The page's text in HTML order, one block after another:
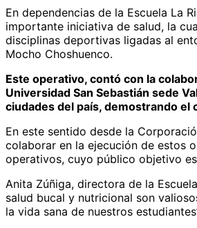
En dependencias de la Escuela La
importante iniciativa de salud, la
disciplinas deportivas ligadas al
Mocho Choshuenco.
Este operativo, contó con la
Universidad San Sebastián sede
ciudades del país, demostrando
En este sentido desde la
colaborar en la ejecución de estos
operativos, cuyo público objetivo
Anita Zúñiga, directora de la
salud bucal y nutricional son
la vida sana de nuestros